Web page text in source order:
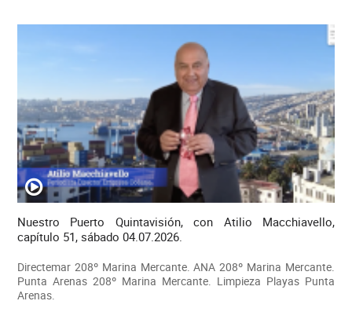
Nuestro Puerto Quintavisión, con Atilio Macchiavello,
capítulo 51, sábado 04.07.2026.
Directemar 208º Marina Mercante. ANA 208º Marina Mercante.
Punta Arenas 208º Marina Mercante. Limpieza Playas Punta
Arenas.